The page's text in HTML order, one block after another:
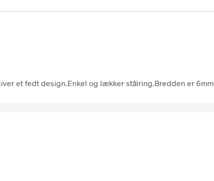
et fedt design.Enkel og lækker stålring.Bredden er 6mm